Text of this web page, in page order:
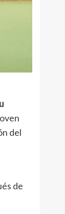
del
de